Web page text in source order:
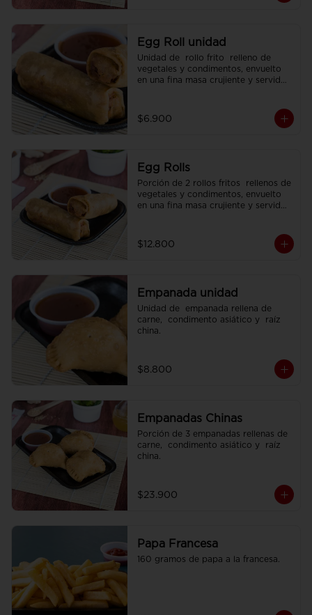
Egg Roll unidad
Unidad de  rollo frito  relleno de
vegetales y condimentos, envuelto
en una fina masa crujiente y servido
$6.900
Egg Rolls
Porción de 2 rollos fritos  rellenos de
vegetales y condimentos, envuelto
en una fina masa crujiente y servidos
$12.800
Empanada unidad
Unidad de  empanada rellena de
carne,  condimento asiático y  raíz
china.
$8.800
Empanadas Chinas
Porción de 3 empanadas rellenas de
carne,  condimento asiático y  raíz
china.
$23.900
Papa Francesa
160 gramos de papa a la francesa.